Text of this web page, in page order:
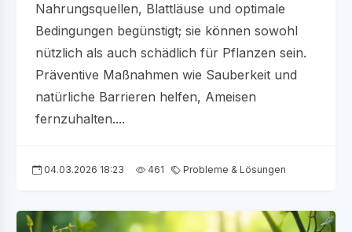
Nahrungsquellen, Blattläuse und optimale
Bedingungen begünstigt; sie können sowohl
nützlich als auch schädlich für Pflanzen sein.
Präventive Maßnahmen wie Sauberkeit und
natürliche Barrieren helfen, Ameisen
fernzuhalten....
04.03.2026 18:23 461 Probleme & Lösungen